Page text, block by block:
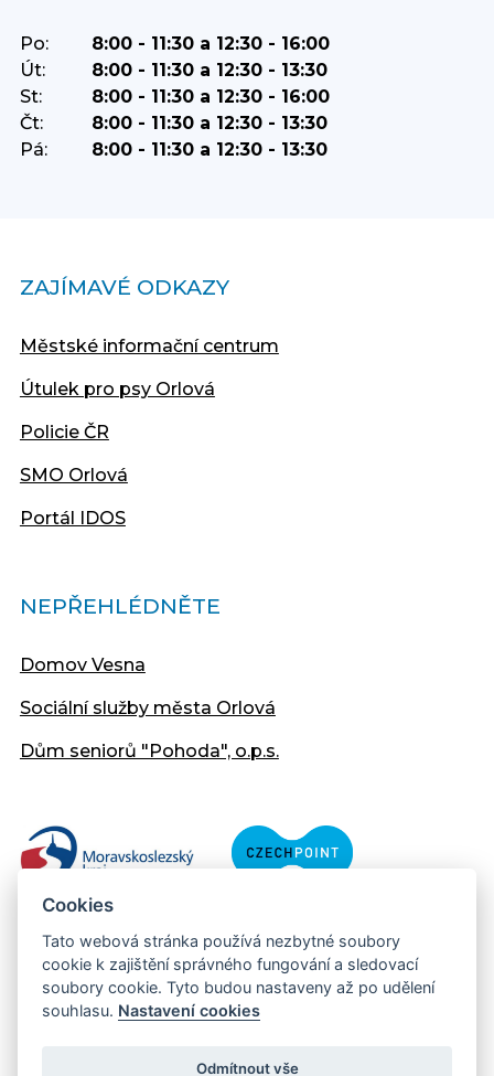
Po:
8:00 - 11:30 a 12:30 - 16:00
Út:
8:00 - 11:30 a 12:30 - 13:30
St:
8:00 - 11:30 a 12:30 - 16:00
Čt:
8:00 - 11:30 a 12:30 - 13:30
Pá:
8:00 - 11:30 a 12:30 - 13:30
ZAJÍMAVÉ ODKAZY
Městské informační centrum
Útulek pro psy Orlová
Policie ČR
SMO Orlová
Portál IDOS
NEPŘEHLÉDNĚTE
Domov Vesna
Sociální služby města Orlová
Dům seniorů "Pohoda", o.p.s.
Copyright © 2013 - 2026 Městský úřad Orlová
Cookies
Tato webová stránka používá nezbytné soubory
cookie k zajištění správného fungování a sledovací
soubory cookie. Tyto budou nastaveny až po udělení
souhlasu. Nastavení cookies
Odmítnout vše